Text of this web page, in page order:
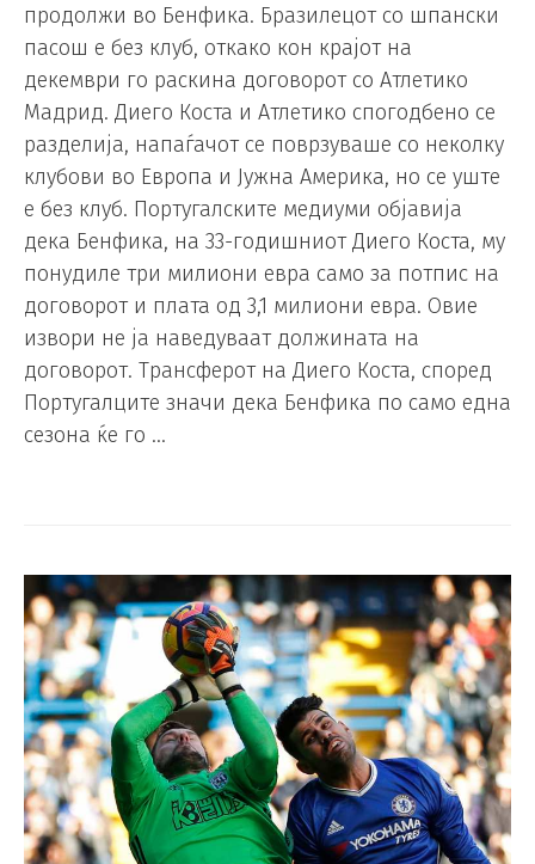
продолжи во Бенфика. Бразилецот со шпански
пасош е без клуб, откако кон крајот на
декември го раскина договорот со Атлетико
Мадрид. Диего Коста и Атлетико спогодбено се
разделија, напаѓачот се поврзуваше со неколку
клубови во Европа и Јужна Америка, но се уште
е без клуб. Португалските медиуми објавија
дека Бенфика, на 33-годишниот Диего Коста, му
понудиле три милиони евра само за потпис на
договорот и плата од 3,1 милиони евра. Овие
извори не ја наведуваат должината на
договорот. Трансферот на Диего Коста, според
Португалците значи дека Бенфика по само една
сезона ќе го …